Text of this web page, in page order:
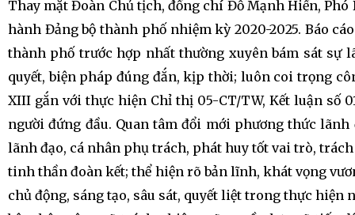
Thay mặt Đoàn Chủ tịch, đồng chí Đỗ Mạnh Hiến,
hành Đảng bộ thành phố nhiệm kỳ 2020-2025. Báo
thành phố trước hợp nhất thường xuyên bám sát sự
quyết, biện pháp đúng đắn, kịp thời; luôn coi trọng
XIII gắn với thực hiện Chỉ thị 05-CT/TW, Kết luận số
người đứng đầu. Quan tâm đổi mới phương thức
lãnh đạo, cá nhân phụ trách, phát huy tốt vai trò,
tinh thần đoàn kết; thể hiện rõ bản lĩnh, khát vọng
chủ động, sáng tạo, sâu sát, quyết liệt trong thực hiện